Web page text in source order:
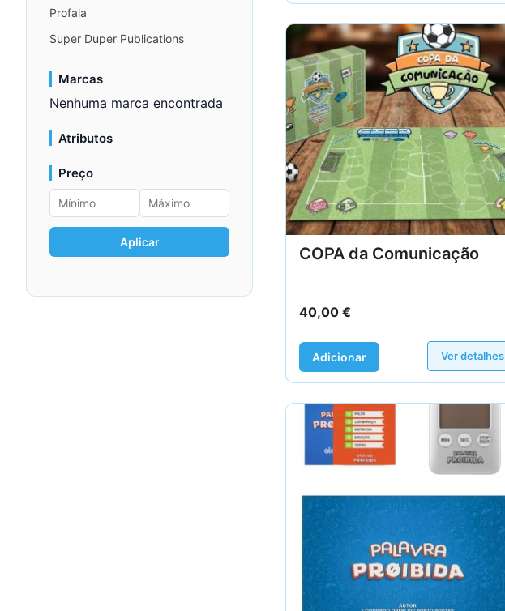
Profala
Super Duper Publications
Marcas
Nenhuma marca encontrada
Atributos
Preço
Aplicar
COPA da Comunicação
40,00 €
Adicionar Ver detalhes